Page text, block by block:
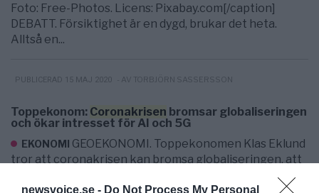
newsvoice.se - Do Not Process My Personal
Foto: Free-Photos. Licens: Pixabay.com[/caption]
DEBATT. Försiktighet är en dygd, brukar det heta.
Alltså en...
PUBLICERAD 15 MAJ 2020 - AV TORBJÖRN SASSERSSON
Toppekonom: Coronakrisen bromsar globaliseringen
och ökar intresset för AI och 5G
EKONOMI GEOEKONOMI. Toppekonomen Klas Eklund
tror att coronakrisen kan bromsa globaliseringen, att
nationalstater bli starkare samtidigt som Staten tar